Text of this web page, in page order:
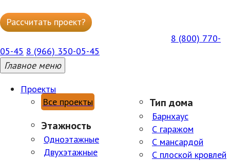
Рассчитать проект?
8 (800) 770-
05-45 8 (966) 350-05-45
Главное меню
Проекты
Все проекты
Этажность
Одноэтажные
Двухэтажные
Тип дома
Барнхаус
С гаражом
С мансардой
С плоской кровлей